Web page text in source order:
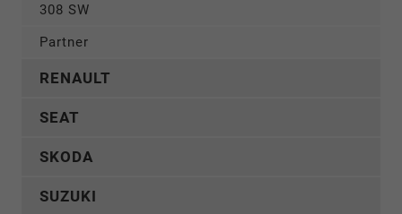
308 SW
Partner
RENAULT
SEAT
SKODA
SUZUKI